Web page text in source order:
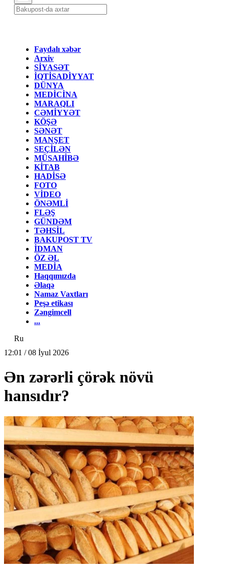
Faydalı xəbər
Arxiv
SİYASƏT
İQTİSADİYYAT
DÜNYA
MEDİCİNA
MARAQLI
CƏMİYYƏT
KÖŞƏ
SƏNƏT
MANŞET
SEÇİLƏN
MÜSAHİBƏ
KİTAB
HADİSƏ
FOTO
VİDEO
ÖNƏMLİ
FLƏŞ
GÜNDƏM
TƏHSİL
BAKUPOST TV
İDMAN
ÖZ ƏL
MEDİA
Haqqımızda
Əlaqə
Namaz Vaxtları
Peşə etikası
Zəngimcell
...
Ru
12:01 / 08 İyul 2026
Ən zərərli çörək növü
hansıdır?